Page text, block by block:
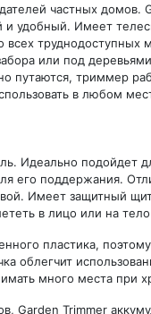
частных домов.
удобный. Имеет
труднодоступных
или под
путаются, триммер
в любом
Идеально подойдет
его поддержания.
Имеет защитный
в лицо или на
пластика,
облегчит
много места при
Garden Trimmer